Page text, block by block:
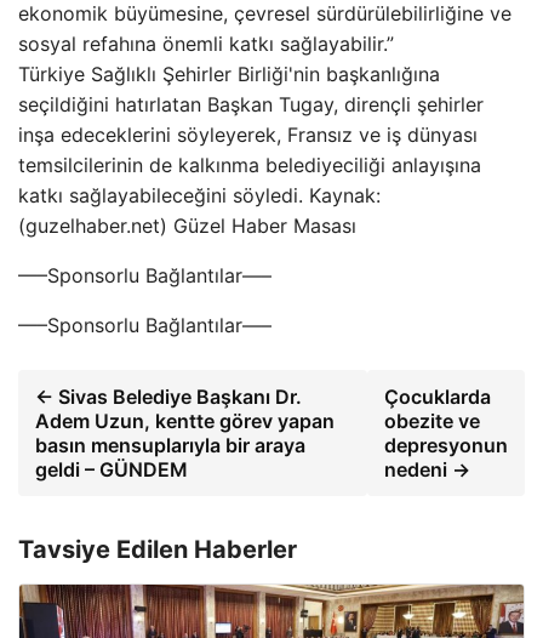
ekonomik büyümesine, çevresel sürdürülebilirliğine ve
sosyal refahına önemli katkı sağlayabilir.”
Türkiye Sağlıklı Şehirler Birliği'nin başkanlığına
seçildiğini hatırlatan Başkan Tugay, dirençli şehirler
inşa edeceklerini söyleyerek, Fransız ve iş dünyası
temsilcilerinin de kalkınma belediyeciliği anlayışına
katkı sağlayabileceğini söyledi. Kaynak:
(guzelhaber.net) Güzel Haber Masası
—–Sponsorlu Bağlantılar—–
—–Sponsorlu Bağlantılar—–
← Sivas Belediye Başkanı Dr.
Adem Uzun, kentte görev yapan
basın mensuplarıyla bir araya
geldi – GÜNDEM
Çocuklarda
obezite ve
depresyonun
nedeni →
Tavsiye Edilen Haberler